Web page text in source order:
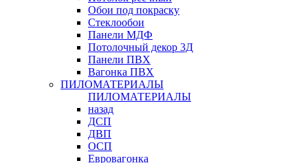
Обои под покраску
Стеклообои
Панели МДФ
Потолочный декор 3Д
Панели ПВХ
Вагонка ПВХ
ПИЛОМАТЕРИАЛЫ
ПИЛОМАТЕРИАЛЫ
назад
ДСП
ДВП
ОСП
Евровагонка